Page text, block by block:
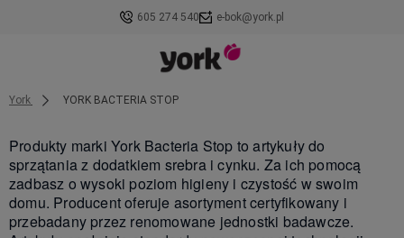
605 274 540 e-bok@york.pl
York YORK BACTERIA STOP
Produkty marki York Bacteria Stop to artykuły do
sprzątania z dodatkiem srebra i cynku. Za ich pomocą
zadbasz o wysoki poziom higieny i czystość w swoim
domu. Producent oferuje asortyment certyfikowany i
przebadany przez renomowane jednostki badawcze.